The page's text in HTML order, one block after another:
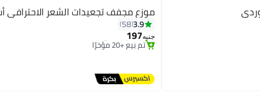
موزع مجفف تجعيدات الشعر الاحترافي
3.9
58
جنيه197
#42 في مجففات الشعر
توصيل مجاني
تم بيع +20 مؤخرًا
#42 في مجففات الشعر